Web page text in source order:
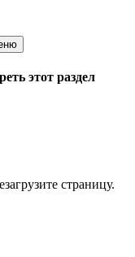
этот раздел
страницу.